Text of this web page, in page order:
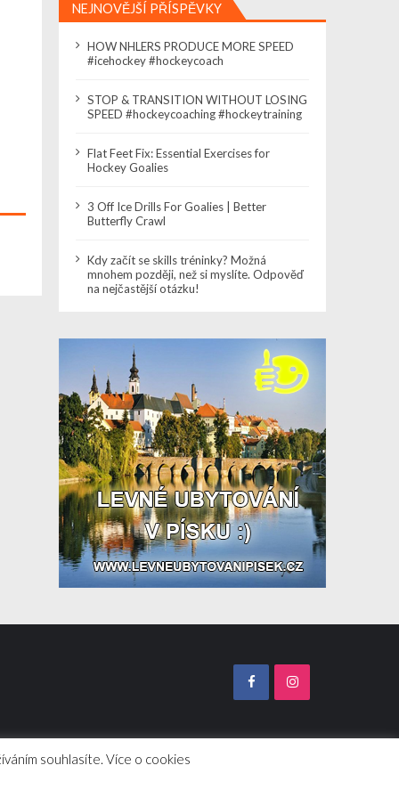
NEJNOVĚJŠÍ PŘÍSPĚVKY
HOW NHLERS PRODUCE MORE SPEED
#icehockey #hockeycoach
STOP & TRANSITION WITHOUT LOSING
SPEED #hockeycoaching #hockeytraining
Flat Feet Fix: Essential Exercises for
Hockey Goalies
3 Off Ice Drills For Goalies | Better
Butterfly Crawl
Kdy začít se skills tréninky? Možná
mnohem později, než si myslíte. Odpověď
na nejčastější otázku!
souhlasíte. Více o cookies